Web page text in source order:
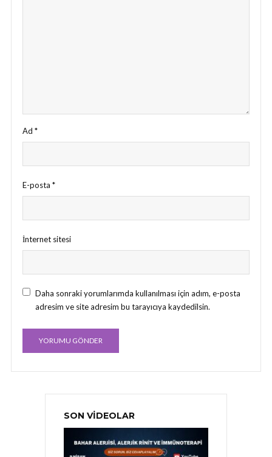
Ad *
E-posta *
İnternet sitesi
Daha sonraki yorumlarımda kullanılması için adım, e-posta
adresim ve site adresim bu tarayıcıya kaydedilsin.
SON VIDEOLAR